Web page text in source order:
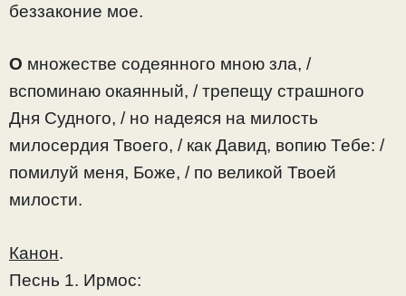
беззаконие мое.
О множестве содеянного мною зла, /
вспоминаю окаянный, / трепещу страшного
Дня Судного, / но надеяся на милость
милосердия Твоего, / как Давид, вопию Тебе: /
помилуй меня, Боже, / по великой Твоей
милости.
Канон.
Песнь 1. Ирмос: